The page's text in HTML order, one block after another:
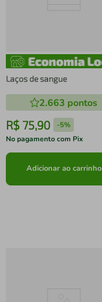
Laços de sangue
2.663 pontos
R$ 75,90 -5%
No pagamento com Pix
Adicionar ao carrinho